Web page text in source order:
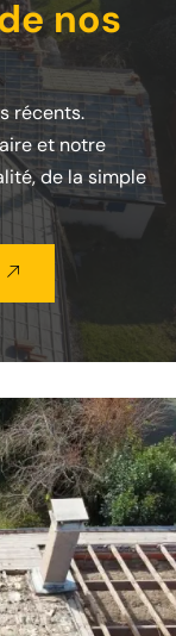
nos
récents.
et notre
de la simple